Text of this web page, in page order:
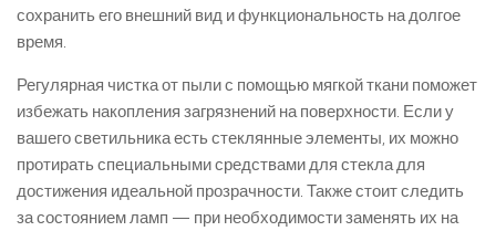
сохранить его внешний вид и функциональность на долгое
время.
Регулярная чистка от пыли с помощью мягкой ткани поможет
избежать накопления загрязнений на поверхности. Если у
вашего светильника есть стеклянные элементы, их можно
протирать специальными средствами для стекла для
достижения идеальной прозрачности. Также стоит следить
за состоянием ламп — при необходимости заменять их на